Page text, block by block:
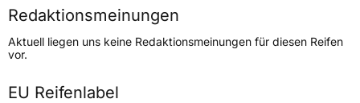
Höchstgeschwindigkeit
210 km/h
Lastindex96
Höchstlast710 kg
Redaktionsmeinungen
Aktuell liegen uns keine Redaktionsmeinungen für diesen Reifen
vor.
EU Reifenlabel